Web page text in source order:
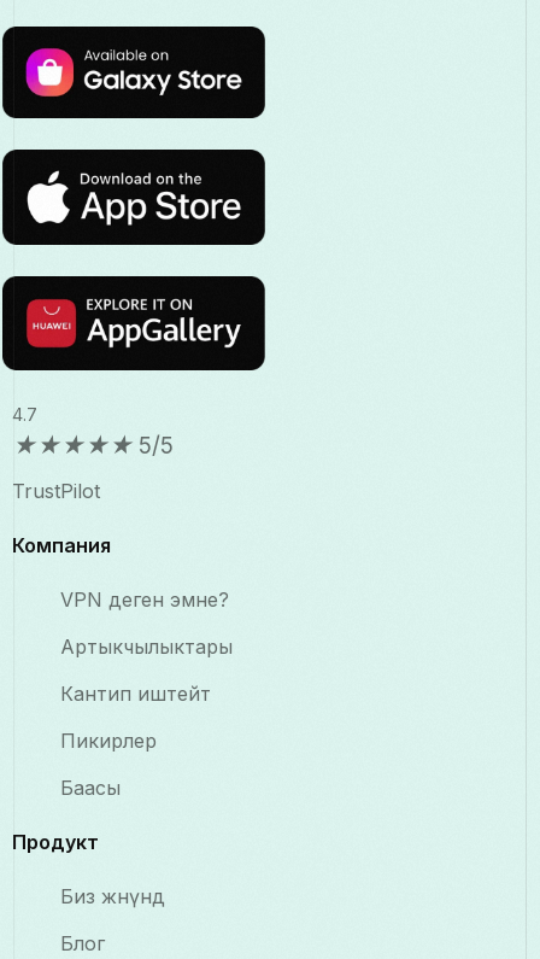
4.7
★★★★★ 5/5
TrustPilot
Компания
VPN деген эмне?
Артыкчылыктары
Кантип иштейт
Пикирлер
Баасы
Продукт
Биз жөнүндө
Блог